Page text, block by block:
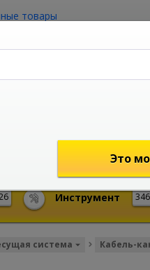
товары
shop@mireks.ru
346
Инструмент
система Кабель-
Это